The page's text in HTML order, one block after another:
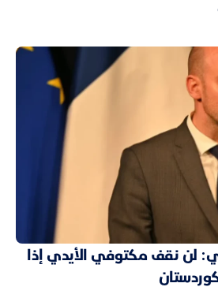
لن نقف مكتوفي الأيدي إذا